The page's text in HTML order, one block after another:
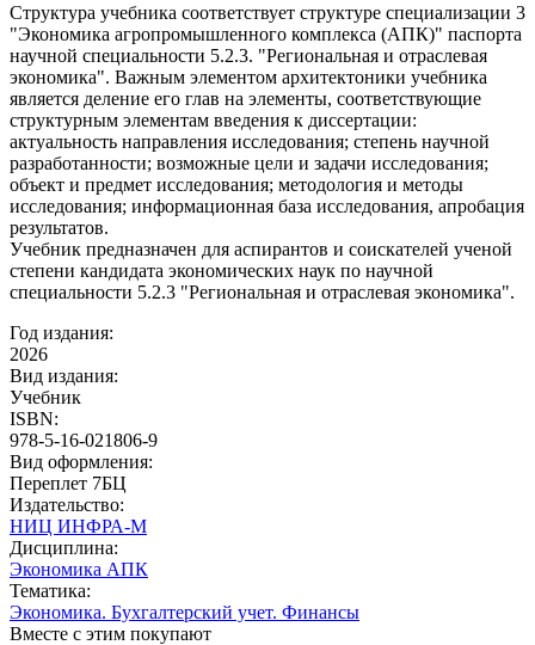
Структура учебника соответствует структуре специализации 3
"Экономика агропромышленного комплекса (АПК)" паспорта
научной специальности 5.2.3. "Региональная и отраслевая
экономика". Важным элементом архитектоники учебника
является деление его глав на элементы, соответствующие
структурным элементам введения к диссертации:
актуальность направления исследования; степень научной
разработанности; возможные цели и задачи исследования;
объект и предмет исследования; методология и методы
исследования; информационная база исследования, апробация
результатов.
Учебник предназначен для аспирантов и соискателей ученой
степени кандидата экономических наук по научной
специальности 5.2.3 "Региональная и отраслевая экономика".
Год издания:
2026
Вид издания:
Учебник
ISBN:
978-5-16-021806-9
Вид оформления:
Переплет 7БЦ
Издательство:
НИЦ ИНФРА-М
Дисциплина:
Экономика АПК
Тематика:
Экономика. Бухгалтерский учет. Финансы
Вместе с этим покупают